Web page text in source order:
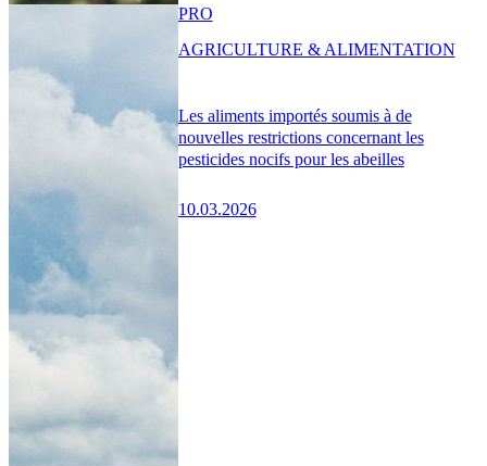
Les aliments importés soumis à de
nouvelles restrictions concernant les
pesticides nocifs pour les abeilles
10.03.2026
PRO
AGRICULTURE & ALIMENTATION